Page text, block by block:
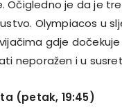
Očigledno je da je
Olympiacos u
gdje
neporažen i u
(petak, 19:45)